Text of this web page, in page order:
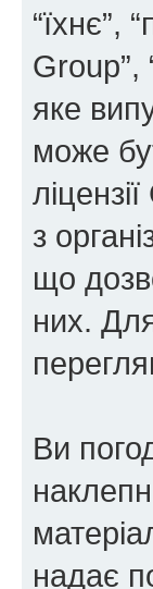
“їхнє”,
Group”,
яке
може
з
що
них.
Ви
надає